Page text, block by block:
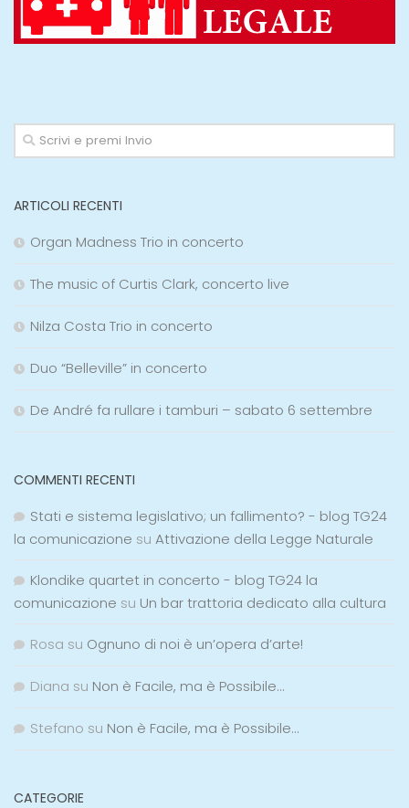
ARTICOLI RECENTI
Organ Madness Trio in concerto
The music of Curtis Clark, concerto live
Nilza Costa Trio in concerto
Duo “Belleville” in concerto
De André fa rullare i tamburi – sabato 6 settembre
COMMENTI RECENTI
Stati e sistema legislativo; un fallimento? - blog TG24
la comunicazione su Attivazione della Legge Naturale
Klondike quartet in concerto - blog TG24 la
comunicazione su Un bar trattoria dedicato alla cultura
Rosa su Ognuno di noi è un’opera d’arte!
Diana su Non è Facile, ma è Possibile…
Stefano su Non è Facile, ma è Possibile…
CATEGORIE